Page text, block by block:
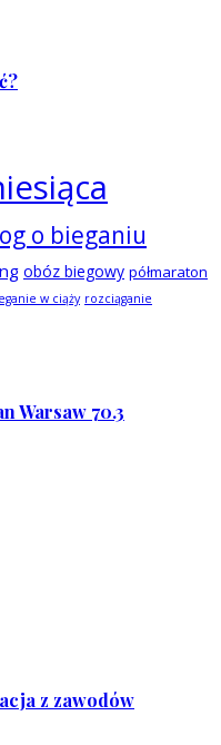
o bieganiu
obóz biegowy półmaraton
w ciąży rozciąganie
Warsaw 70.3
z zawodów